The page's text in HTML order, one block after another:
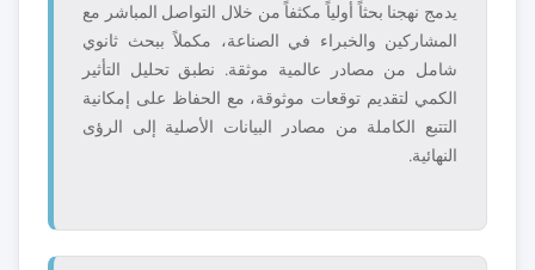
يدمج نهجنا بحثاً أولياً مكثفاً من خلال التواصل المباشر مع
المشاركين والخبراء في الصناعة، مكملاً ببحث ثانوي
شامل من مصادر عالمية موثقة. نطبق تحليل التأثير
الكمي لتقديم توقعات موثوقة، مع الحفاظ على إمكانية
التتبع الكاملة من مصادر البيانات الأصلية إلى الرؤى
النهائية.